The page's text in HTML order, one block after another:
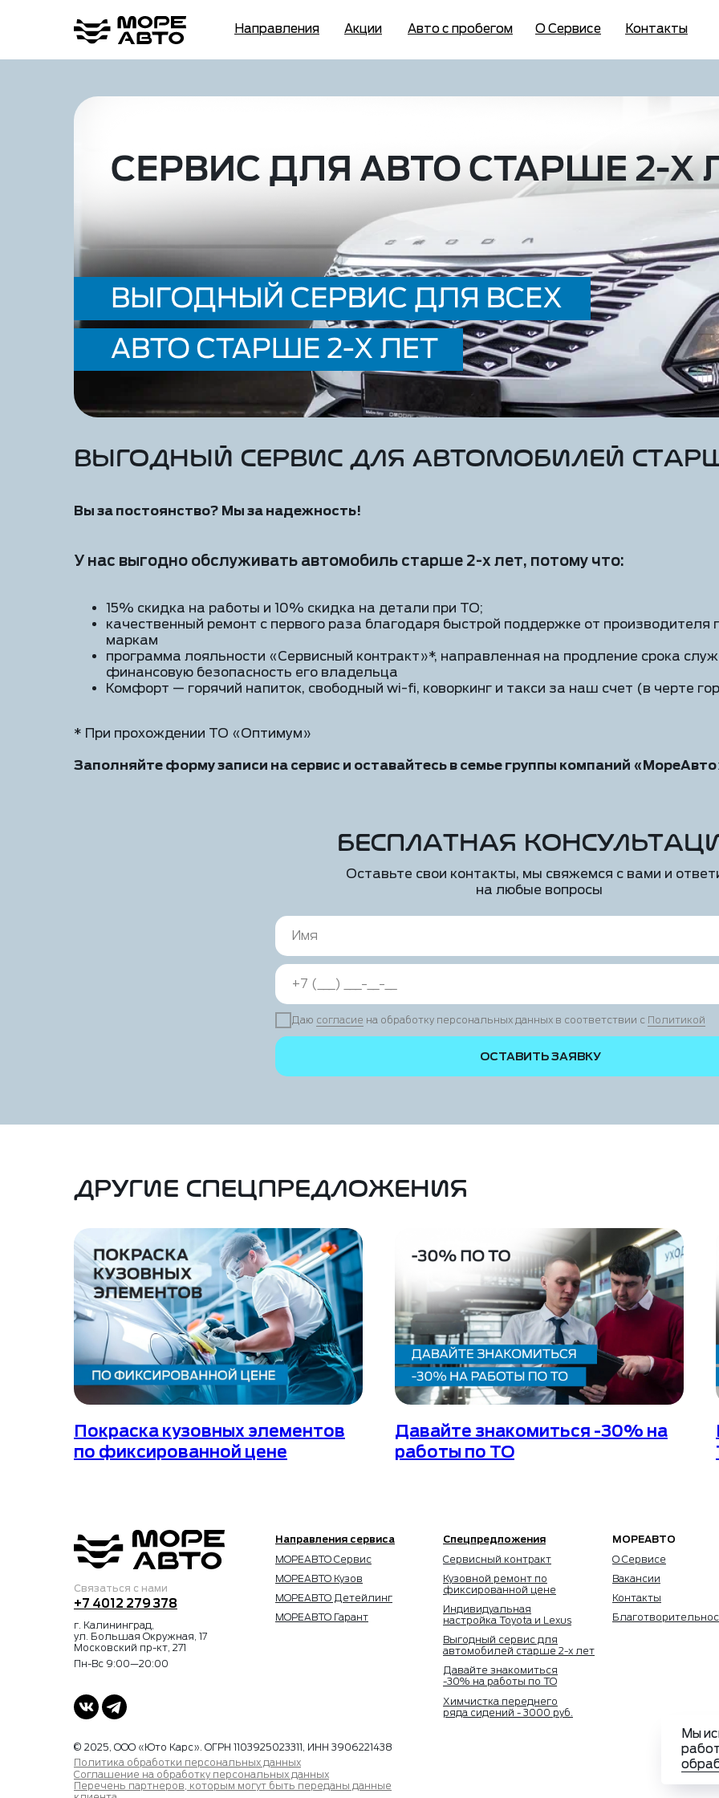
Контакты
О Сервисе
Авто с пробегом
Акции
Направления
Выгодный сервис для автомобилей
Вы за постоянство? Мы за надежность!
У нас выгодно обслуживать автомобиль старше 2-х лет, потому что:
15% скидка на работы и 10% скидка на детали при ТО;
качественный ремонт с первого раза благодаря быстрой поддержке от
маркам
программа лояльности «Сервисный контракт»*, направленная на продление срока
финансовую безопасность его владельца
Комфорт — горячий напиток, свободный wi-fi, коворкинг и такси за наш счет (в черте
* При прохождении ТО «Оптимум»
Заполняйте форму записи на сервис и оставайтесь в семье группы компаний
Бесплатная
Даю согласие на обработку персональных данных в соответствии с Политикой
ОСТАВИТЬ ЗАЯВКУ
Оставьте свои контакты, мы свяжемся с вами и
на любые вопросы
Другие спецпредложения
Покраска кузовных элементов
по фиксированной цене
Давайте знакомиться -30% на
работы по ТО
Направления сервиса
МОРЕАВТО Сервис
МОРЕАВТО Кузов
МОРЕАВТО Детейлинг
МОРЕАВТО Гарант
© 2025, ООО «Юто Карс». ОГРН 1103925023311, ИНН 3906221438
Политика обработки персональных данных
Соглашение на обработку персональных данных
Перечень партнеров, которым могут быть переданы данные
Кузовной ремонт по
фиксированной цене
Индивидуальная
настройка Toyota и Lexus
Выгодный сервис для
автомобилей старше 2-х лет
Давайте знакомиться
-30% на работы по ТО
Химчистка переднего
ряда сидений - 3000 руб.
Сервисный контракт
Спецпредложения
МОРЕАВТО
О Сервисе
Вакансии
Контакты
Связаться с нами
г. Калининград,
ул. Большая Окружная, 17
Московский пр-кт, 271
Пн-Вс 9:00—20:00
+7 4012 279 378
Мы